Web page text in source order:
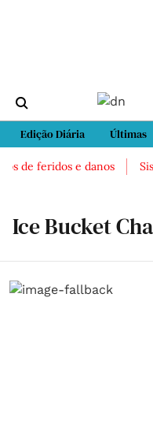
Edição Diária Últimas
de feridos e danos
Ice Bucket